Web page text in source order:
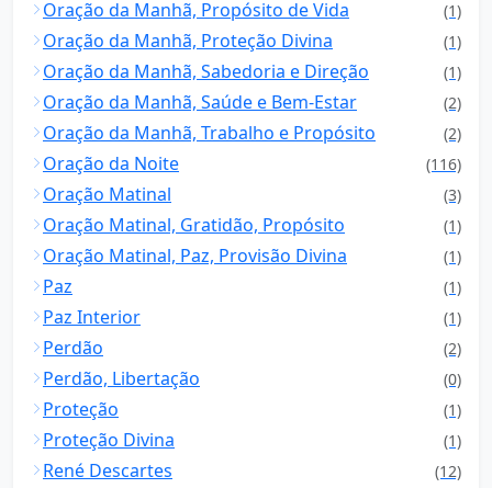
Oração da Manhã, Propósito de Vida (1)
Oração da Manhã, Proteção Divina (1)
Oração da Manhã, Sabedoria e Direção (1)
Oração da Manhã, Saúde e Bem-Estar (2)
Oração da Manhã, Trabalho e Propósito (2)
Oração da Noite (116)
Oração Matinal (3)
Oração Matinal, Gratidão, Propósito (1)
Oração Matinal, Paz, Provisão Divina (1)
Paz (1)
Paz Interior (1)
Perdão (2)
Perdão, Libertação (0)
Proteção (1)
Proteção Divina (1)
René Descartes (12)